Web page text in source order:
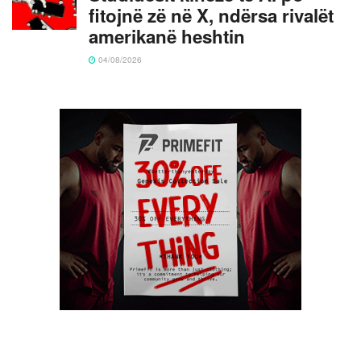
fitojnë zë në X, ndërsa rivalët
amerikanë heshtin
04/08/2026